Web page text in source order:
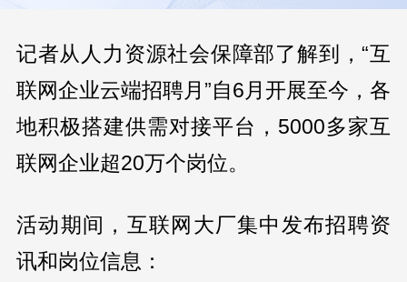
记者从人力资源社会保障部了解到，“互
联网企业云端招聘月”自6月开展至今，各
地积极搭建供需对接平台，5000多家互
联网企业超20万个岗位。
活动期间，互联网大厂集中发布招聘资
讯和岗位信息：